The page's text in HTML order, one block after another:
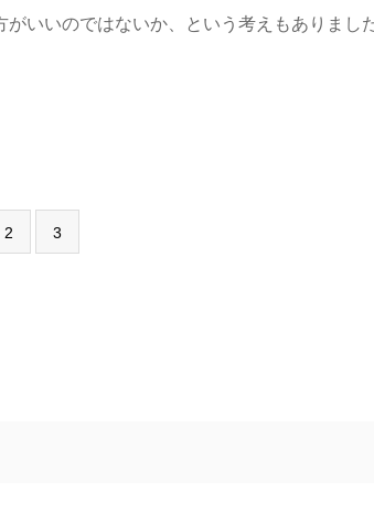
いいのではないか、という考えもありました
2 3